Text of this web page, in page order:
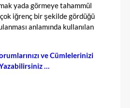
yada görmeye tahammül
iğrenç bir şekilde gördüğü
anlamında kullanılan
ve Cümlelerinizi
…